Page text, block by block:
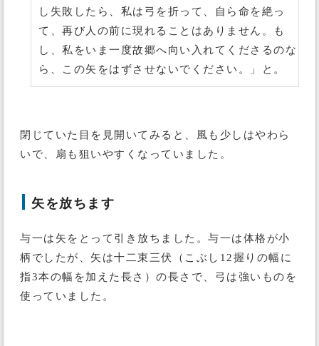
し失敗したら、私は弓を折って、自ら命を絶っ
て、再び人の前に現れることはありません。も
し、私をいま一度故郷へ向い入れてくださるのな
ら、この矢をはずさせないでください。」と。
閉じていた目を見開いてみると、風も少しはやわら
いで、扇も狙いやすくなっていました。
矢を放ちます
与一は矢をとって引き放ちました。与一は体格が小
柄でしたが、矢は十二束三伏（こぶし12握りの幅に
指3本の幅を加えた長さ）の長さで、弓は強いものを
使っていました。